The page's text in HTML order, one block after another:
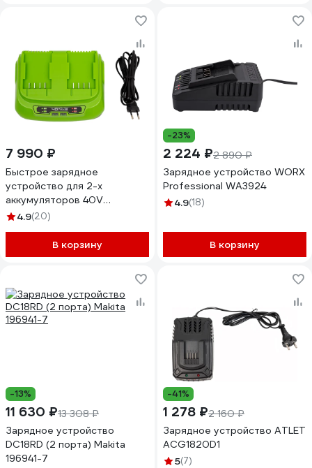
7 990 ₽
Быстрое зарядное
устройство для 2-х
аккумуляторов 40V
GreenWorks 2938807
4.9(20)
В корзину
-23%
2 224 ₽2 890 ₽
Зарядное устройство WORX
Professional WA3924
4.9(18)
В корзину
-13%
11 630 ₽13 308 ₽
Зарядное устройство
DC18RD (2 порта) Makita
196941-7
-41%
1 278 ₽2 160 ₽
Зарядное устройство ATLET
ACG1820D1
5(7)